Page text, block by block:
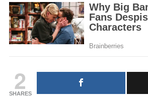
2
SHARES